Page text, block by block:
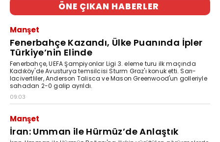
ÖNE ÇIKAN HABERLER
Manşet
Fenerbahçe Kazandı, Ülke Puanında İpler
Türkiye’nin Elinde
Fenerbahçe, UEFA Şampiyonlar Ligi 3. eleme turu ilk maçında
Kadıköy'de Avusturya temsilcisi Sturm Graz'ı konuk etti. Sarı-
lacivertliler, Anderson Talisca ve Mason Greenwood'un golleriyle
sahadan 2-0 galip ayrıldı.
09:03
Manşet
İran: Umman ile Hürmüz’de Anlaştık